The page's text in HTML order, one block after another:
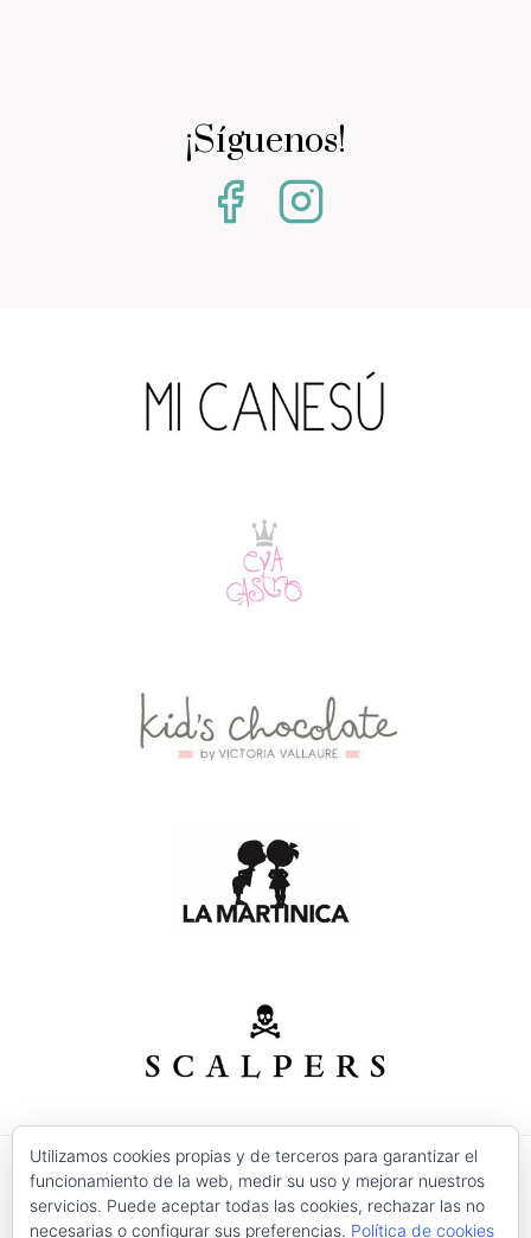
¡Síguenos!
© 2026 Modas Isabel - C/ Verónica Nº 30 - CP. 30520 -
Jumilla (Murcia)
Utilizamos cookies propias y de terceros para garantizar el
funcionamiento de la web, medir su uso y mejorar nuestros
servicios. Puede aceptar todas las cookies, rechazar las no
necesarias o configurar sus preferencias. Política de cookies